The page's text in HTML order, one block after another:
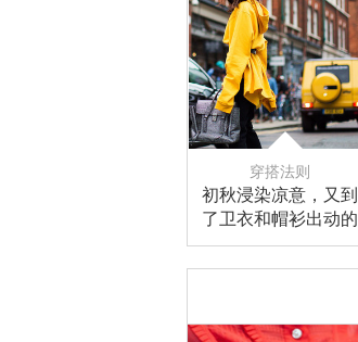
穿搭法则
初秋浸染凉意，又到
了卫衣和帽衫出动的
时节